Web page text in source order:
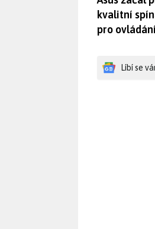
kvalitní
pro
Líbí se